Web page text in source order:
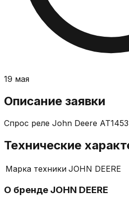
19 мая
Описание заявки
Спрос реле John Deere
Технические
Марка техники JOHN DEERE
О бренде JOHN DEERE